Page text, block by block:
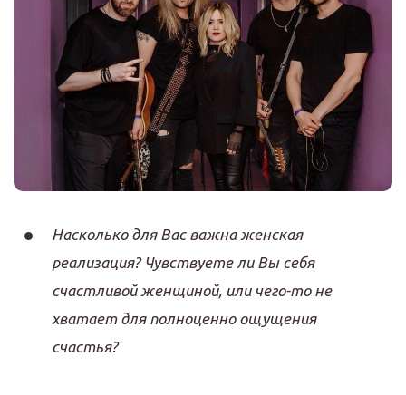
Насколько для Вас важна женская
реализация? Чувствуете ли Вы себя
счастливой женщиной, или чего-то не
хватает для полноценно ощущения
счастья?